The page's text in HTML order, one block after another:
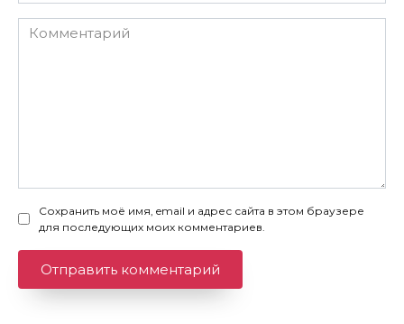
Комментарий
Сохранить моё имя, email и адрес сайта в этом браузере
для последующих моих комментариев.